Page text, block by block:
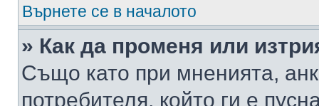
Върнете се в началото
» Как да променя или
Също като при мненията,
потребителя, който ги е